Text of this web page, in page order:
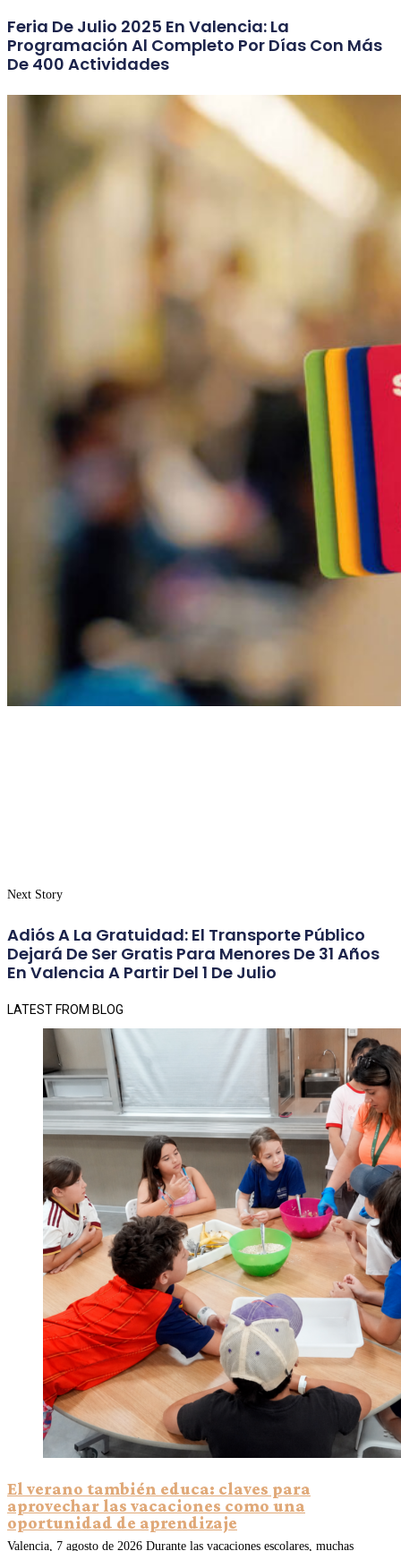
Feria De Julio 2025 En Valencia: La
Programación Al Completo Por Días Con Más
De 400 Actividades
Next Story
Adiós A La Gratuidad: El Transporte Público
Dejará De Ser Gratis Para Menores De 31 Años
En Valencia A Partir Del 1 De Julio
LATEST FROM BLOG
El verano también educa: claves para
aprovechar las vacaciones como una
oportunidad de aprendizaje
Valencia, 7 agosto de 2026 Durante las vacaciones escolares, muchas